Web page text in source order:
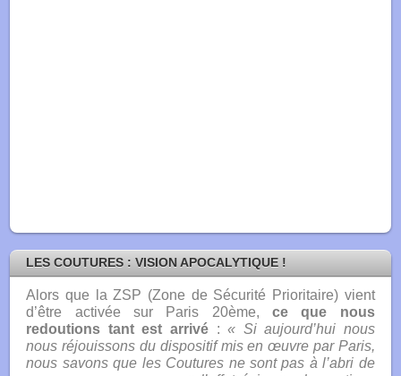
LES COUTURES : VISION APOCALYTIQUE !
Alors que la ZSP (Zone de Sécurité Prioritaire) vient
d’être activée sur Paris 20ème,ce que nous
redoutions tant est arrivé:« Si aujourd’hui nous
nous réjouissons du dispositif mis en œuvre par Paris,
nous savons que les Coutures ne sont pas à l’abri de